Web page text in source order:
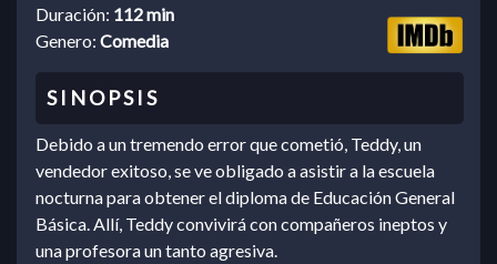
Duración: 112 min
Genero: Comedia
Debido a un tremendo error que cometió, Teddy, un
vendedor exitoso, se ve obligado a asistir a la escuela
nocturna para obtener el diploma de Educación General
Básica. Allí, Teddy convivirá con compañeros ineptos y
una profesora un tanto agresiva.